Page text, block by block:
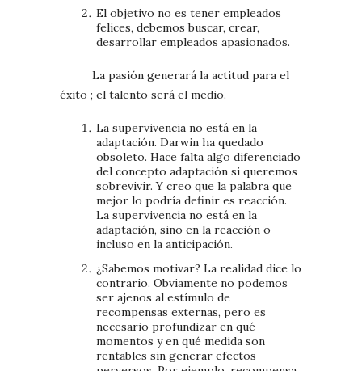
El objetivo no es tener empleados
felices, debemos buscar, crear,
desarrollar empleados apasionados.
La pasión generará la actitud para el
éxito ; el talento será el medio.
La supervivencia no está en la
adaptación. Darwin ha quedado
obsoleto. Hace falta algo diferenciado
del concepto adaptación si queremos
sobrevivir. Y creo que la palabra que
mejor lo podría definir es reacción.
La supervivencia no está en la
adaptación, sino en la reacción o
incluso en la anticipación.
¿Sabemos motivar? La realidad dice lo
contrario. Obviamente no podemos
ser ajenos al estímulo de
recompensas externas, pero es
necesario profundizar en qué
momentos y en qué medida son
rentables sin generar efectos